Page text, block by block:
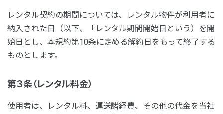
レンタル契約の期間については、レンタル物件が利用者に
納入された日（以下、「レンタル期間開始日という）を開
始日とし、本規約第10条に定める解約日をもって終了する
ものとします。
第３条（レンタル料金）
使用者は、レンタル料、運送諸経費、その他の代金を当社